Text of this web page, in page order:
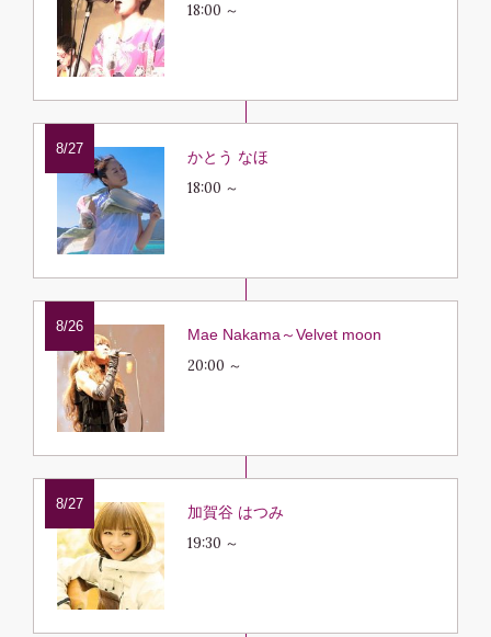
18:00 ～
8/27 かとう なほ
18:00 ～
8/26 Mae Nakama～Velvet moon
20:00 ～
8/27 加賀谷 はつみ
19:30 ～